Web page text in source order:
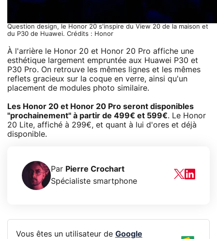
Question design, le Honor 20 s'inspire du View 20 de la maison et
du P30 de Huawei. Crédits : Honor
À l'arrière le Honor 20 et Honor 20 Pro affiche une
esthétique largement empruntée aux Huawei P30 et
P30 Pro. On retrouve les mêmes lignes et les mêmes
reflets gracieux sur la coque en verre, ainsi qu'un
placement de modules photo similaire.
Les Honor 20 et Honor 20 Pro seront disponibles
"prochainement" à partir de 499€ et 599€. Le Honor
20 Lite, affiché à 299€, et quant à lui d'ores et déjà
disponible.
Par Pierre Crochart
Spécialiste smartphone
Vous êtes un utilisateur de Google